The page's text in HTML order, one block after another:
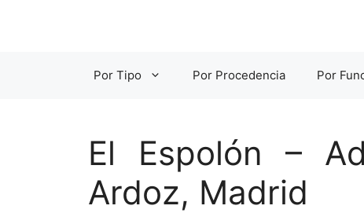
Por Tipo Por Procedencia Por
El Espolón –
Ardoz, Madrid